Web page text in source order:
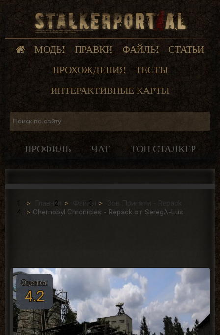
МОДЫ ПРАВКИ ФАЙЛЫ
СТАТЬИ
ПРОХОЖДЕНИЯ
ТЕСТЫ
ИНТЕРАКТИВНЫЕ КАРТЫ
ПРОФИЛЬ ЧАТ ТОП СТАЛКЕР
Главная Файлы
Зов Припяти - Repack
Chernobyl Chronicles - Repack от SeregA-Lus
Оценка:
4.2